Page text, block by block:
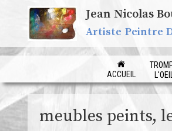
Jean Nicolas
Artiste Peintre
ACCUEIL
meubles peints,